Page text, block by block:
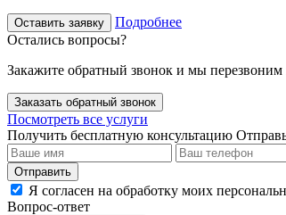
Оставить заявку
Подробнее
Остались вопросы?
Закажите обратный звонок и мы
Заказать обратный звонок
Посмотреть все услуги
Получить бесплатную консультацию
Отправить
Я согласен на обработку моих
Вопрос-ответ